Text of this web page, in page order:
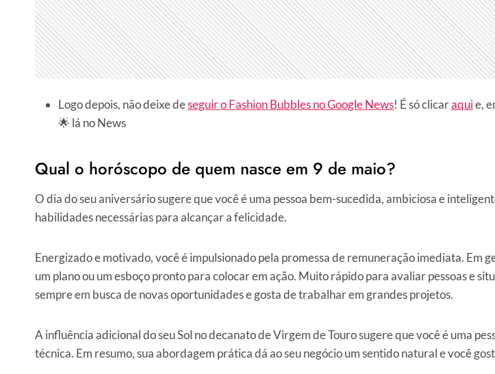
Logo depois, não deixe deseguir o Fashion Bubbles no Google News! É só clicaraquie,
🌟 lá no News
Qual o horóscopo de quem nasce em 9 de maio?
O dia do seu aniversário sugere que você é uma pessoa bem-sucedida, ambiciosa e
habilidades necessárias para alcançar a felicidade.
Energizado e motivado, você é impulsionado pela promessa de remuneração imediata. Em
um plano ou um esboço pronto para colocar em ação. Muito rápido para avaliar pessoas e
sempre em busca de novas oportunidades e gosta de trabalhar em grandes projetos.
A influência adicional do seu Sol no decanato de Virgem de Touro sugere que você é uma
técnica. Em resumo, sua abordagem prática dá ao seu negócio um sentido natural e você